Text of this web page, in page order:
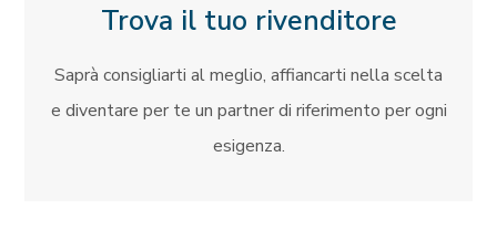
Trova il tuo rivenditore
Saprà consigliarti al meglio, affiancarti nella scelta
e diventare per te un partner di riferimento per ogni
esigenza.